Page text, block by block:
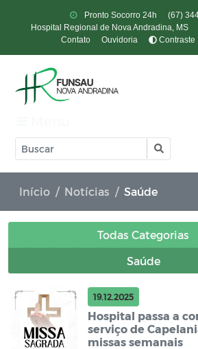
Pronto Socorro 24h
(67)
Hospital Regional de Nova Andradina, MS
Contato
Ouvidoria Contraste
Início Notícias Saúde
Todas Categorias
Saúde
19.12.2025
Hospital passa a
serviço de
missas semanais